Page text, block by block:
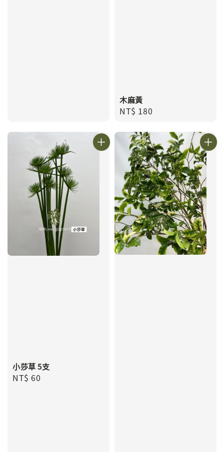
木麻黃
Regular
NT$ 180
小莎草 5支
Regular
NT$ 60